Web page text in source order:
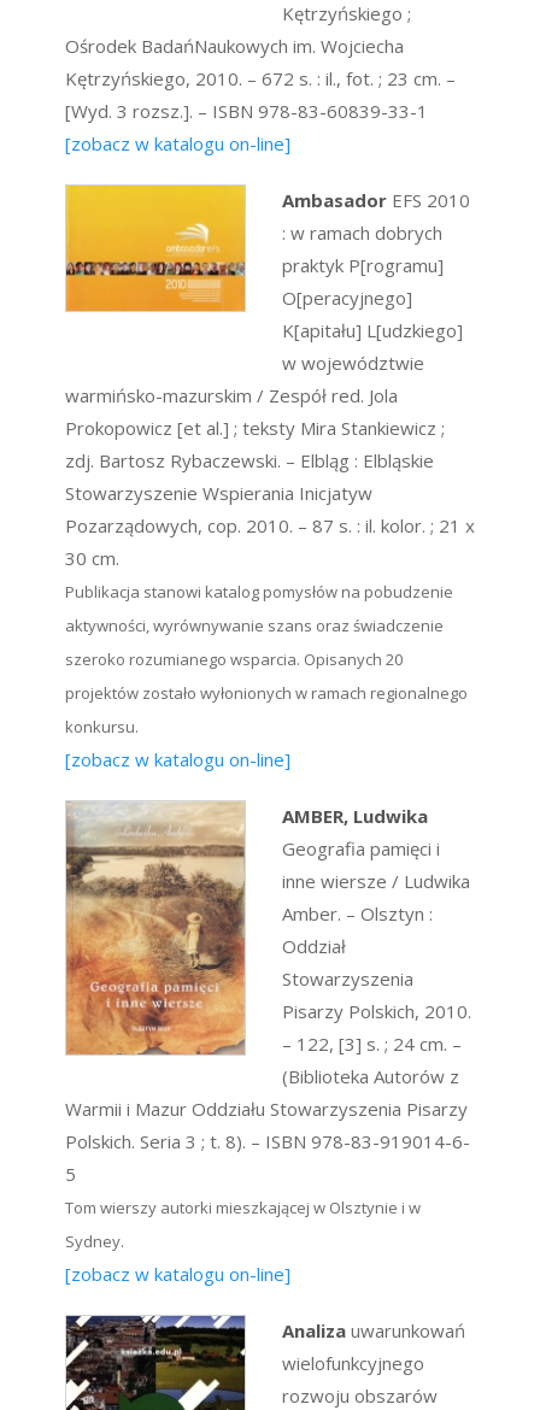
Kętrzyńskiego ;
Ośrodek BadańNaukowych im. Wojciecha
Kętrzyńskiego, 2010. – 672 s. : il., fot. ; 23 cm. –
[Wyd. 3 rozsz.]. – ISBN 978-83-60839-33-1
[zobacz w katalogu on-line]
Ambasador EFS 2010
: w ramach dobrych
praktyk P[rogramu]
O[peracyjnego]
K[apitału] L[udzkiego]
w województwie
warmińsko-mazurskim / Zespół red. Jola
Prokopowicz [et al.] ; teksty Mira Stankiewicz ;
zdj. Bartosz Rybaczewski. – Elbląg : Elbląskie
Stowarzyszenie Wspierania Inicjatyw
Pozarządowych, cop. 2010. – 87 s. : il. kolor. ; 21 x
30 cm.
Publikacja stanowi katalog pomysłów na pobudzenie
aktywności, wyrównywanie szans oraz świadczenie
szeroko rozumianego wsparcia. Opisanych 20
projektów zostało wyłonionych w ramach regionalnego
konkursu.
[zobacz w katalogu on-line]
AMBER, Ludwika
Geografia pamięci i
inne wiersze / Ludwika
Amber. – Olsztyn :
Oddział
Stowarzyszenia
Pisarzy Polskich, 2010.
– 122, [3] s. ; 24 cm. –
(Biblioteka Autorów z
Warmii i Mazur Oddziału Stowarzyszenia Pisarzy
Polskich. Seria 3 ; t. 8). – ISBN 978-83-919014-6-
5
Tom wierszy autorki mieszkającej w Olsztynie i w
Sydney.
[zobacz w katalogu on-line]
Analiza uwarunkowań
wielofunkcyjnego
rozwoju obszarów